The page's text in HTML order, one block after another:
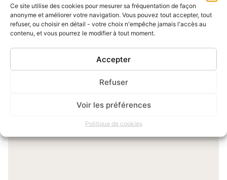
Ce site utilise des cookies pour mesurer sa fréquentation de façon
anonyme et améliorer votre navigation. Vous pouvez tout accepter, tout
refuser, ou choisir en détail - votre choix n'empêche jamais l'accès au
contenu, et vous pourrez le modifier à tout moment.
Accepter
Refuser
Voir les préférences
Politique de cookies
MON COMPTE
soumettre un
projet ou un
évènement